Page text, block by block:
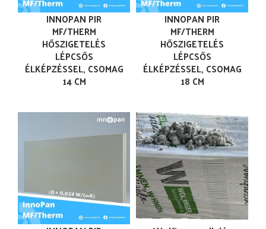
INNOPAN PIR
MF/THERM
HŐSZIGETELÉS
LÉPCSŐS
ÉLKÉPZÉSSEL, CSOMAG
14 CM
INNOPAN PIR
MF/THERM
HŐSZIGETELÉS
LÉPCSŐS
ÉLKÉPZÉSSEL, CSOMAG
18 CM